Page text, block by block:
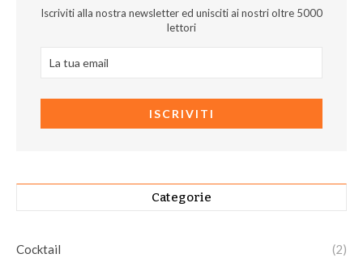
Iscriviti alla nostra newsletter ed unisciti ai nostri oltre 5000
lettori
Categorie
Cocktail (2)